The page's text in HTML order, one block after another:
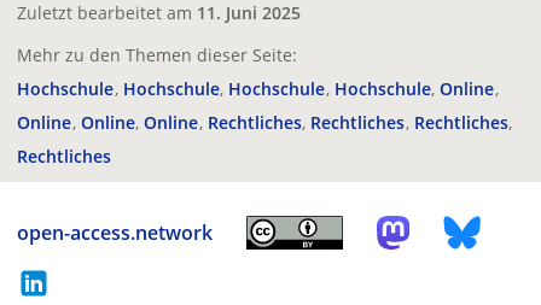
Zuletzt bearbeitet am 11. Juni 2025
Mehr zu den Themen dieser Seite:
Hochschule Hochschule Hochschule Hochschule Online
Online Online Online Rechtliches Rechtliches Rechtliches
Rechtliches
open-access.network